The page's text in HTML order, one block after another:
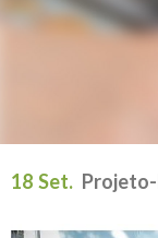
18 Set.